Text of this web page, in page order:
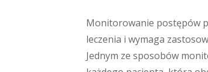
Monitorowanie postępów
leczenia i wymaga
Jednym ze sposobów